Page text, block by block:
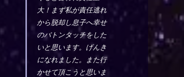
大！まず私が責任逃れ
から脱却し息子へ幸せ
のバトンタッチをした
いと思います。げんき
になれました。また行
かせて頂こうと思いま